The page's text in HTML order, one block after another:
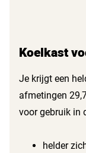
Koelkast
Je krijgt een
afmetingen
voor gebruik in
wat je nodig
helder